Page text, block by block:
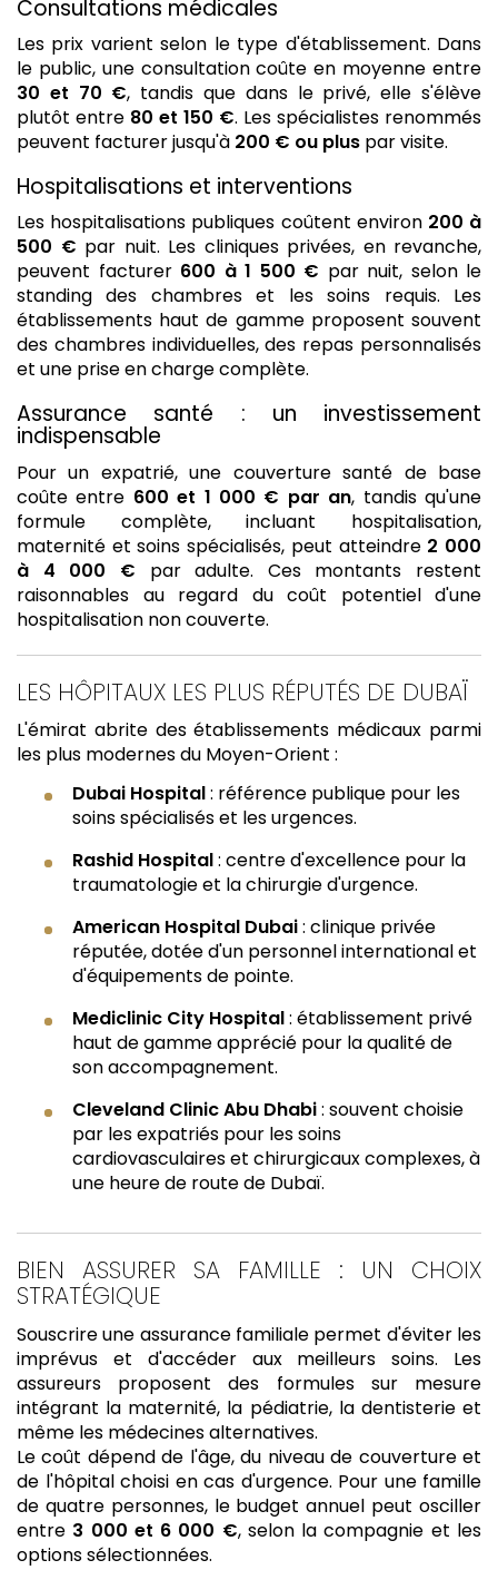
Consultations médicales
Les prix varient selon le type d'établissement. Dans
le public, une consultation coûte en moyenne entre
30 et 70 €, tandis que dans le privé, elle s'élève
plutôt entre 80 et 150 €. Les spécialistes renommés
peuvent facturer jusqu'à 200 € ou plus par visite.
Hospitalisations et interventions
Les hospitalisations publiques coûtent environ 200 à
500 € par nuit. Les cliniques privées, en revanche,
peuvent facturer 600 à 1 500 € par nuit, selon le
standing des chambres et les soins requis. Les
établissements haut de gamme proposent souvent
des chambres individuelles, des repas personnalisés
et une prise en charge complète.
Assurance santé : un investissement
indispensable
Pour un expatrié, une couverture santé de base
coûte entre 600 et 1 000 € par an, tandis qu'une
formule complète, incluant hospitalisation,
maternité et soins spécialisés, peut atteindre 2 000
à 4 000 € par adulte. Ces montants restent
raisonnables au regard du coût potentiel d'une
hospitalisation non couverte.
LES HÔPITAUX LES PLUS RÉPUTÉS DE DUBAÏ
L'émirat abrite des établissements médicaux parmi
les plus modernes du Moyen-Orient :
Dubai Hospital: référence publique pour les
soins spécialisés et les urgences.
Rashid Hospital: centre d'excellence pour la
traumatologie et la chirurgie d'urgence.
American Hospital Dubai: clinique privée
réputée, dotée d'un personnel international et
d'équipements de pointe.
Mediclinic City Hospital: établissement privé
haut de gamme apprécié pour la qualité de
son accompagnement.
Cleveland Clinic Abu Dhabi: souvent choisie
par les expatriés pour les soins
cardiovasculaires et chirurgicaux complexes, à
une heure de route de Dubaï.
BIEN ASSURER SA FAMILLE : UN CHOIX
STRATÉGIQUE
Souscrire une assurance familiale permet d'éviter les
imprévus et d'accéder aux meilleurs soins. Les
assureurs proposent des formules sur mesure
intégrant la maternité, la pédiatrie, la dentisterie et
même les médecines alternatives.
Le coût dépend de l'âge, du niveau de couverture et
de l'hôpital choisi en cas d'urgence. Pour une famille
de quatre personnes, le budget annuel peut osciller
entre 3 000 et 6 000 €, selon la compagnie et les
options sélectionnées.